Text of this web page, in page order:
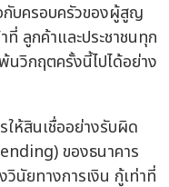
กับครอบครัวของผู้สูญ
ที่ ลูกค้าและประชาชนทุก
นวิกฤตครั้งนี้ไปได้อย่าง
ห้สินเชื่ออย่างรับผิด
ของธนาคาร
นัยทางการเงิน กู้เท่าที่